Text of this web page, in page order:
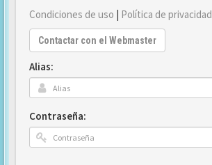
Condiciones de uso | Política de privacidad
Contactar con el Webmaster
Alias:
Contraseña: